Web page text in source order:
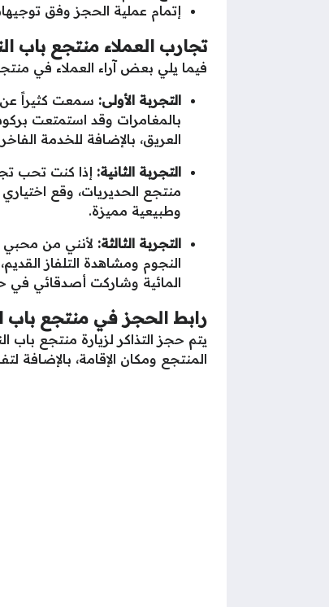
إتمام عملية الحجز وفق
تجارب العملاء منتجع باب
فيما يلي بعض آراء العملاء في
التجربة الأولى: سمعت كثيراً عن
بالمغامرات وقد استمتعت
العريق، بالإضافة للخدمة
التجربة الثانية: إذا كنت تحب
منتجع الحديريات، وقع
وطبيعية مميزة.
التجربة الثالثة: لأنني من محبي
النجوم ومشاهدة التلفاز
المائية وشاركت أصدقائي في
رابط الحجز في منتجع باب
يتم حجز التذاكر لزيارة منتجع باب
المنتجع ومكان الإقامة،